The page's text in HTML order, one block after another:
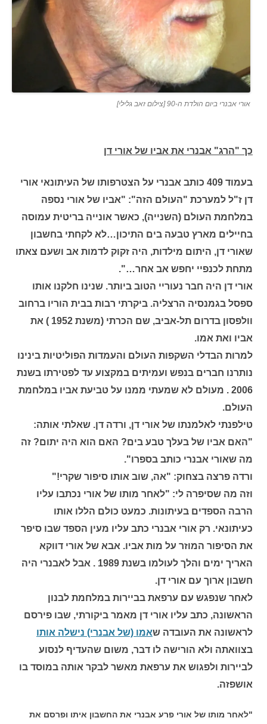
אורי אבנרי ביום הולדת ה-90 [צילום זאב גלילי]
כך "הרג" אבנרי את אביו של אורי דן
בעמוד 409 כותב אבנרי על הצטרפותו של העיתונאי אורי
דן ז"ל למערכת "העולם הזה": "אביו של אורי נספה
במלחמת העולם (השנייה), כאשר אונייה בריטית עמוסה
בחיילים מארץ טבעה בים התיכון…לא לקחתי בחשבון
שאורי דן, היתום מילדות, היה זקוק לדמות אב ושעם צאתו
מתחת לכנפיי יחפש אב אחר…".
אורי דן היה חבר נעוריי הטוב ביותר. שנינו חלקנו אותו
ספסל בגמנסיה הרצליה. ביקרתי רבות בבית הוריו ברחוב
וולפסון בדרום תל-אביב, שם הכרתי (משנת 1952 ) את
אביו ואת אמו.
למרות הבדלי השקפות העולם והעמדות הפוליטיות בינינו
נותרנו חברים בנפש ועמיתים במקצוע עד לפטירתו בשנת
2006 . מעולם לא שמעתי ממנו על טביעת אביו במלחמת
העולם.
טילפנתי לאלמנתו של אורי דן, ורדה דן. שאלתי אותה:
"האם אביו של בעלך טבע בים? האם הוא היה יתום? זה
מה שאורי אבנרי כותב בספרו".
ורדה פרצה בצחוק: "אה, שוב אותו סיפור שקרי!"
וזה מה שסיפרה לי: "לאחר מותו של אורי נכתבו עליו
הרבה הספדים בעיתונות. כמעט כולם הללו אותו
כעיתונאי. רק אורי אבנרי כתב עליו מעין הספד שבו סיפר
את הסיפור המוזר על מות אביו. אבא של אורי דווקא
האריך ימים והלך לעולמו בשנת 1989 . אבל לאבנרי היה
חשבון ארוך עם אורי דן.
לאחר שנפגש עם ערפאת בביירות במלחמת לבנון
הראשונה, כתב עליו אורי דן מאמר ביקורתי, שבו פירסם
לראשונה את העובדה שאמו (של אבנרי) נישלה אותו
בצוואתה ולא הורישה לו דבר, משום שהעדיף לנסוע
לביירות ולפגוש את ערפאת מאשר לבקר אותה במוסד בו
אושפזה.
"לאחר מותו של אורי פרע אבנרי את החשבון איתו ופרסם את